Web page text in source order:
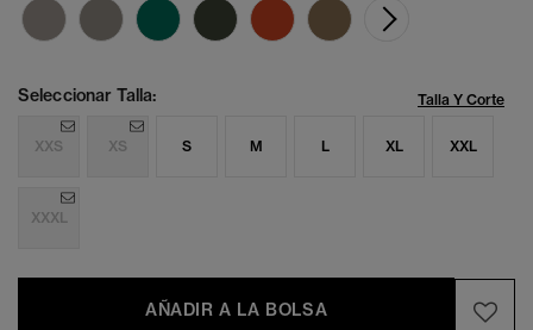
Seleccionar Talla: Talla Y Corte
XXS XS S M L XL XXL
XXXL
AÑADIR A LA BOLSA